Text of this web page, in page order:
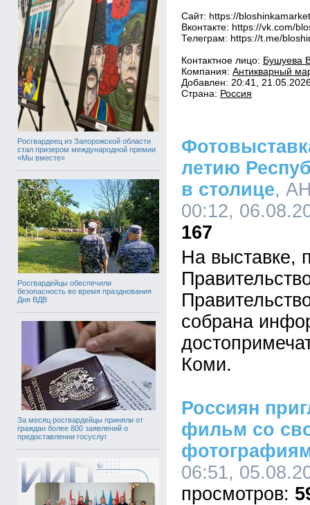
Росгвардеец из Запорожской области
стал призером международной премии
«Мы вместе»
Росгвардейцы обеспечили
безопасность во время празднования
Дня ВДВ
За месяц росгвардейцы приняли от
граждан более 800 заявлений о
предоставлении госуслуг
Сайт: https://
Вконтакте: https://vk.com/
Телеграм: https://t.me/
Контактное лицо: Бушуева
Компания: Антикварный
Добавлен: 20:41,
Страна: Россия
летию
в столице,
00:12,
167
На выставке,
собрана
Коми.
Россиян
фильм со
06:51,